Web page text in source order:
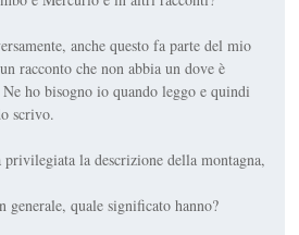
anche questo fa parte del mio
racconto che non abbia un dove è
ho bisogno io quando leggo e quindi
scrivo.
la descrizione della montagna,
generale, quale significato hanno?